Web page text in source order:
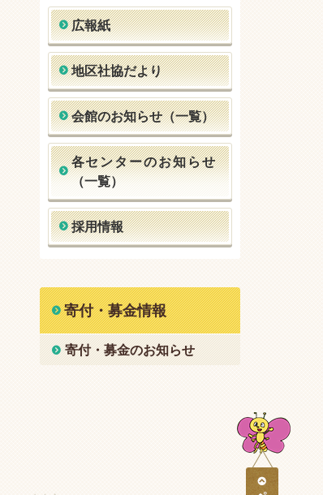
広報紙
地区社協だより
会館のお知らせ（一覧）
各センターのお知らせ
（一覧）
採用情報
寄付・募金情報
寄付・募金のお知らせ